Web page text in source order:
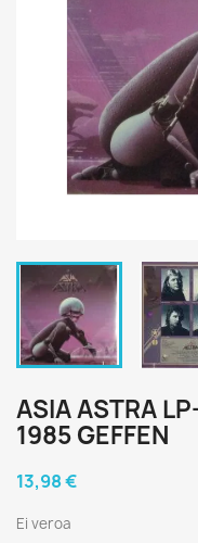
ASIA ASTRA
1985 GEFFEN
13,98 €
Ei veroa